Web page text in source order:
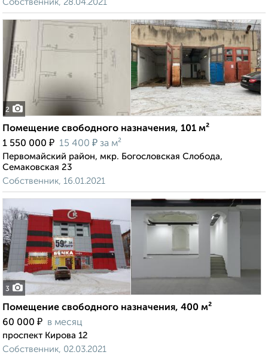
Собственник, 28.04.2021
2
Помещение свободного назначения, 101 м²
1 550 000 ₽ 15 400 ₽ за м²
Первомайский район, мкр. Богословская Слобода,
Семаковская 23
Собственник, 16.01.2021
3
Помещение свободного назначения, 400 м²
60 000 ₽ в месяц
проспект Кирова 12
Собственник, 02.03.2021